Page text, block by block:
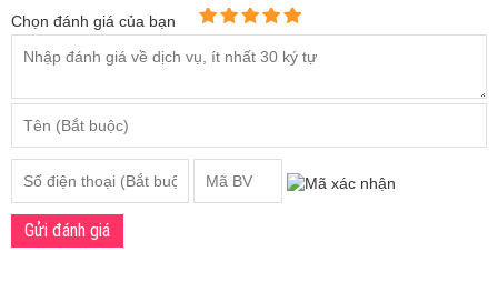
Chọn đánh giá của bạn
Gửi đánh giá